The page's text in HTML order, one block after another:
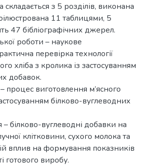
складається з 5 розділів, виконана
11 таблицями, 5
47 бібліографічних джерел.
роботи – наукове
перевірка технології
хліба з кролика із застосуванням
добавок.
виготовлення м’ясного
білково-вуглеводних
білково-вуглеводні добавки на
клітковини, сухого молока та
вплив на формування показників
готового виробу.